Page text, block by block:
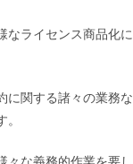
なライセンス商品化に
に関する諸々の業務な
々な義務的作業を要し